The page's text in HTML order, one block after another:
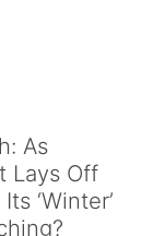
As
Lays Off
‘Winter’